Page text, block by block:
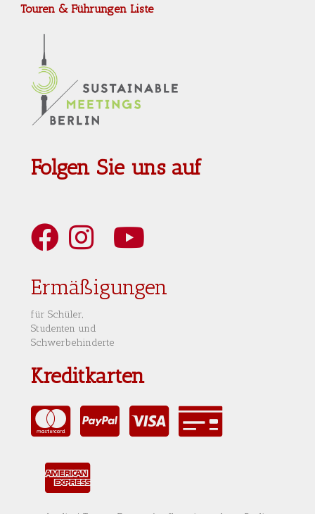
Touren & Führungen Liste
Folgen Sie uns auf
Art Berlin Facebook
Art Berlin Instagram
Art Berlin Tripadvisior
Art Berlin YouTube
Ermäßigungen
für Schüler,
Studenten und
Schwerbehinderte
Kreditkarten
MasterCardPayPal VISA Rechnung